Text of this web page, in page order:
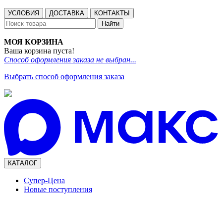
УСЛОВИЯ ДОСТАВКА
КОНТАКТЫ
Найти
МОЯ КОРЗИНА
Ваша корзина пуста!
Способ оформления заказа не выбран...
Выбрать способ оформления заказа
КАТАЛОГ
Супер-Цена
Новые поступления